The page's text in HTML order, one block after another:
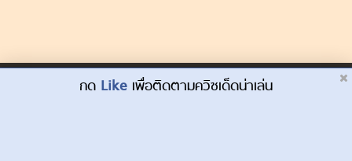
Dek-D.com ใช้คุกกี้เพื่อพัฒนาประสบการณ์ของ
กด Like เพื่อติดตามควิซเด็ดน่าเล่น